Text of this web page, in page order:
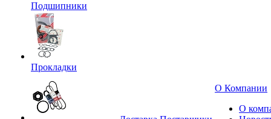
Подшипники
Прокладки
О Компании
О